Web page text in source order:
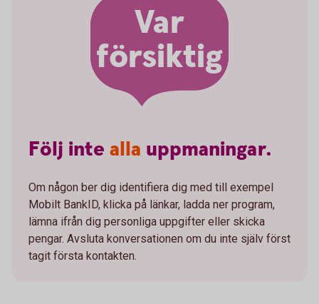
Var
försiktig
Följ inte alla uppmaningar.
Om någon ber dig identifiera dig med till exempel
Mobilt BankID, klicka på länkar, ladda ner program,
lämna ifrån dig personliga uppgifter eller skicka
pengar. Avsluta konversationen om du inte själv först
tagit första kontakten.